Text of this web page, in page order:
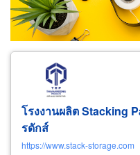
โรงงานผลิต Stacking
รดักส์
https://www.stack-storage.com